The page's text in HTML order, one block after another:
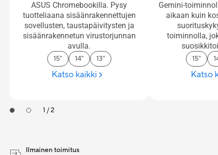
ASUS Chromebookilla. Pysy
tuotteliaana sisäänrakennettujen
sovellusten, taustapäivitysten ja
sisäänrakennetun virustorjunnan
avulla.
15" 14" 13"
Katso kaikki
Gemini-
aikaan kuin
toiminnolla,
15"
Katso
1 / 2
Ilmainen toimitus